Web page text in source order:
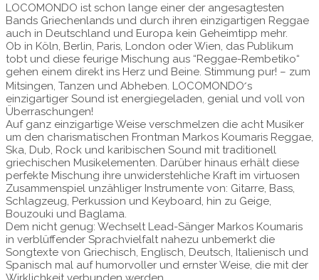
LOCOMONDO ist schon lange einer der angesagtesten
Bands Griechenlands und durch ihren einzigartigen Reggae
auch in Deutschland und Europa kein Geheimtipp mehr.
Ob in Köln, Berlin, Paris, London oder Wien, das Publikum
tobt und diese feurige Mischung aus “Reggae-Rembetiko“
gehen einem direkt ins Herz und Beine. Stimmung pur! – zum
Mitsingen, Tanzen und Abheben. LOCOMONDO ́s
einzigartiger Sound ist energiegeladen, genial und voll von
Überraschungen!
Auf ganz einzigartige Weise verschmelzen die acht Musiker
um den charismatischen Frontman Markos Koumaris Reggae,
Ska, Dub, Rock und karibischen Sound mit traditionell
griechischen Musikelementen. Darüber hinaus erhält diese
perfekte Mischung ihre unwiderstehliche Kraft im virtuosen
Zusammenspiel unzähliger Instrumente von: Gitarre, Bass,
Schlagzeug, Perkussion und Keyboard, hin zu Geige,
Bouzouki und Baglama.
Dem nicht genug: Wechselt Lead-Sänger Markos Koumaris
in verblüffender Sprachvielfalt nahezu unbemerkt die
Songtexte von Griechisch, Englisch, Deutsch, Italienisch und
Spanisch mal auf humorvoller und ernster Weise, die mit der